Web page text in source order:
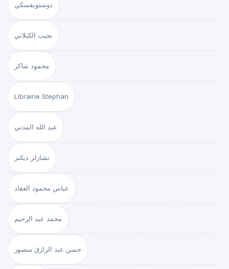
دوستويفسكي
نجيب الكيلاني
محمود شاكر
Librairie Stephan
عبد الله المدني
تشارلز ديكنز
عباس محمود العقاد
محمد عبد الرحيم
حسن عبد الرازق منصور